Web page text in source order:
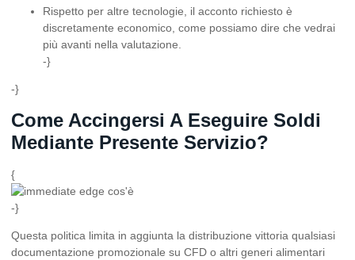
Rispetto per altre tecnologie, il acconto richiesto è
discretamente economico, come possiamo dire che vedrai
più avanti nella valutazione.
-}
-}
Come Accingersi A Eseguire Soldi
Mediante Presente Servizio?
{
-}
Questa politica limita in aggiunta la distribuzione vittoria qualsiasi
documentazione promozionale su CFD o altri generi alimentari